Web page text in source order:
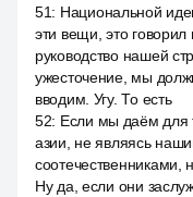
51: Национальной
эти вещи, это говорил
руководство нашей
ужесточение, мы
вводим. Угу. То есть
52: Если мы даём для
азии, не являясь
соотечественниками,
Ну да, если они